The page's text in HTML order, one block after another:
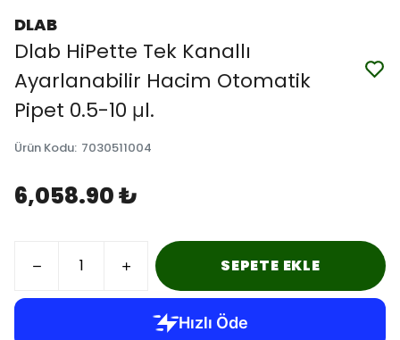
DLAB
Dlab HiPette Tek Kanallı
Ayarlanabilir Hacim Otomatik
Pipet 0.5-10 μl.
Ürün Kodu: 7030511004
6,058.90 ₺
SEPETE EKLE